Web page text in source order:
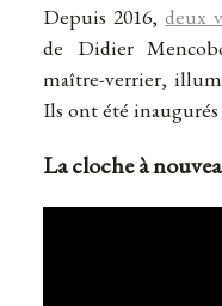
Depuis 2016,deux
de Didier
maître-verrier,
Ils ont été
La cloche à